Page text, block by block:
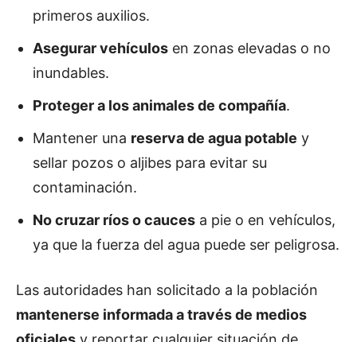
primeros auxilios.
Asegurar vehículos en zonas elevadas o no
inundables.
Proteger a los animales de compañía.
Mantener una reserva de agua potable y
sellar pozos o aljibes para evitar su
contaminación.
No cruzar ríos o cauces a pie o en vehículos,
ya que la fuerza del agua puede ser peligrosa.
Las autoridades han solicitado a la población
mantenerse informada a través de medios